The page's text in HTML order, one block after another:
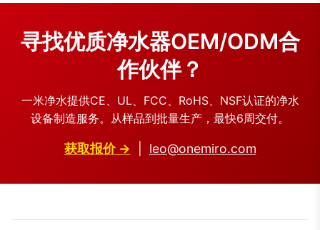
寻找优质净水器OEM/ODM合
作伙伴？
一米净水提供CE、UL、FCC、RoHS、NSF认证的净水
设备制造服务。从样品到批量生产，最快6周交付。
获取报价 → leo@onemiro.com